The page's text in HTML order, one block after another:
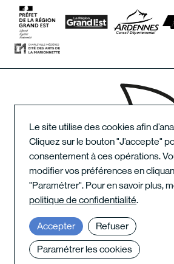
Le site utilise des cookies afin
Cliquez sur le bouton "J’accepte"
consentement à ces opérations.
modifier vos préférences en
"Paramétrer". Pour en savoir plus,
politique de confidentialité.
Accepter Refuser
Paramétrer les cookies
Pôle International de la
7 place Winston
08000 Charleville-Mézières